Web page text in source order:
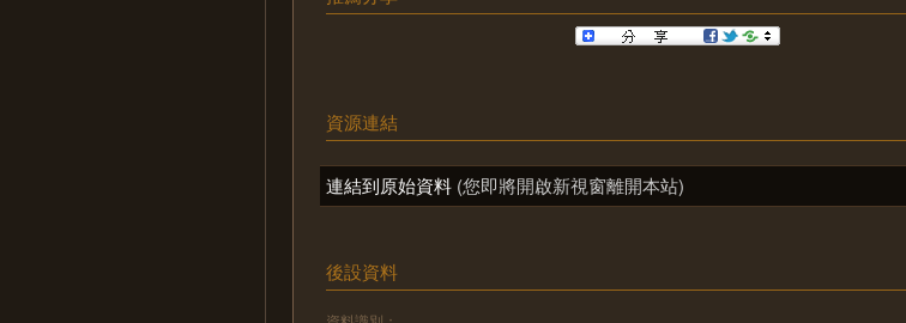
資源連結
連結到原始資料 (您即將開啟新視窗離開本站)
後設資料